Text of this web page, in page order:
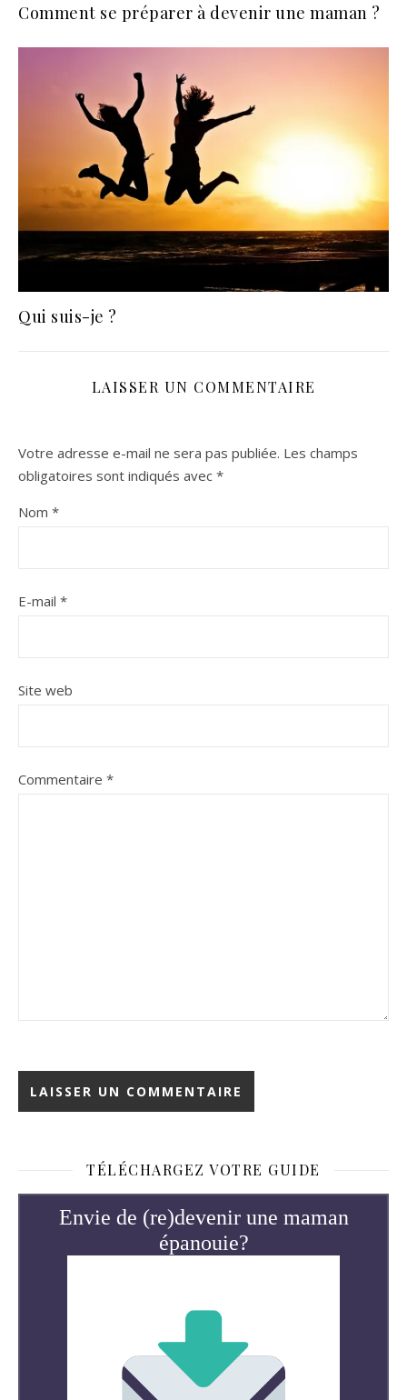
Comment se préparer à devenir une maman ?
Qui suis-je ?
LAISSER UN COMMENTAIRE
Votre adresse e-mail ne sera pas publiée. Les champs
obligatoires sont indiqués avec *
Nom *
E-mail *
Site web
Commentaire *
TÉLÉCHARGEZ VOTRE GUIDE